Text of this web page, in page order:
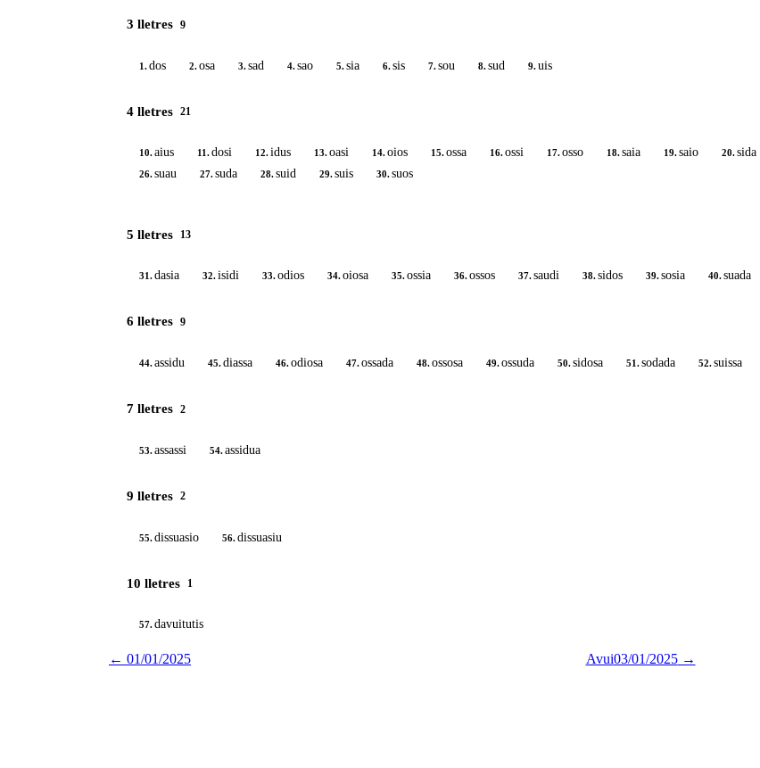
3 lletres 9
1.dos 2.osa 3.sad 4.sao 5.sia 6.sis 7.sou 8.sud 9.uis
4 lletres 21
10.aius 11.dosi 12.idus 13.oasi 14.oios 15.ossa 16.ossi 17.osso 18.saia 19.saio 20.sida
26.suau 27.suda 28.suid 29.suis 30.suos
5 lletres 13
31.dasia 32.isidi 33.odios 34.oiosa 35.ossia 36.ossos 37.saudi 38.sidos 39.sosia 40.suada
6 lletres 9
44.assidu 45.diassa 46.odiosa 47.ossada 48.ossosa 49.ossuda 50.sidosa 51.sodada 52.suissa
7 lletres 2
53.assassi 54.assidua
9 lletres 2
55.dissuasio 56.dissuasiu
10 lletres 1
57.davuitutis
← 01/01/2025 Avui03/01/2025→